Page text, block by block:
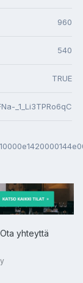
960
540
TRUE
_1_Li3TPRo6qC
Ota yhteyttä